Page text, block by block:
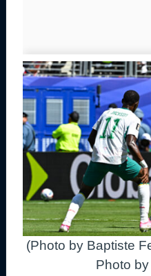
(Photo by Baptiste
Photo